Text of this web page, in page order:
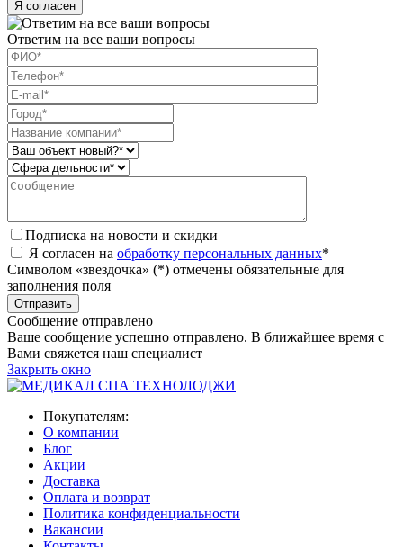
Я согласен
Ответим на все ваши вопросы
Подписка на новости и скидки
Я согласен на обработку персональных данных*
Символом «звездочка» (*) отмечены обязательные для
заполнения поля
Сообщение отправлено
Ваше сообщение успешно отправлено. В ближайшее время с
Вами свяжется наш специалист
Закрыть окно
Покупателям:
О компании
Блог
Акции
Доставка
Оплата и возврат
Политика конфиденциальности
Вакансии